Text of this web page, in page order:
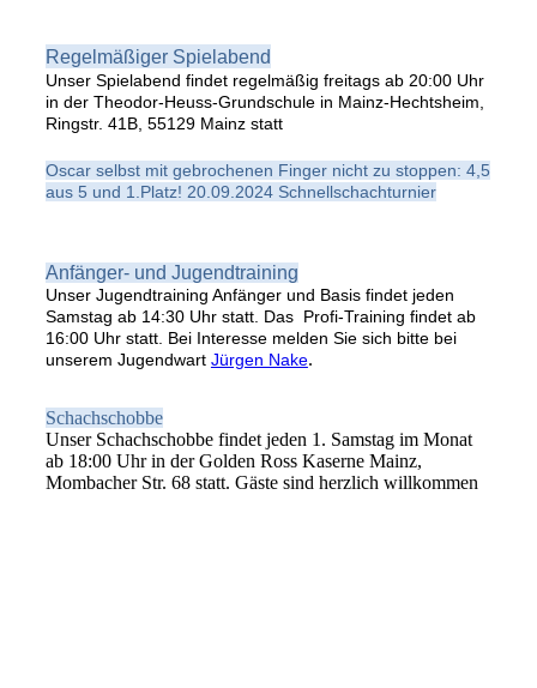
Regelmäßiger Spielabend
Unser Spielabend findet regelmäßig freitags ab 20:00 Uhr
in der Theodor-Heuss-Grundschule in Mainz-Hechtsheim,
Ringstr. 41B, 55129 Mainz statt
Oscar selbst mit gebrochenen Finger nicht zu stoppen: 4,5
aus 5 und 1.Platz! 20.09.2024 Schnellschachturnier
Anfänger- und Jugendtraining
Unser Jugendtraining Anfänger und Basis findet jeden
Samstag ab 14:30 Uhr statt. Das Profi-Training findet ab
16:00 Uhr statt. Bei Interesse melden Sie sich bitte bei
unserem Jugendwart Jürgen Nake.
Schachschobbe
Unser Schachschobbe findet jeden 1. Samstag im Monat
ab 18:00 Uhr in der Golden Ross Kaserne Mainz,
Mombacher Str. 68 statt. Gäste sind herzlich willkommen